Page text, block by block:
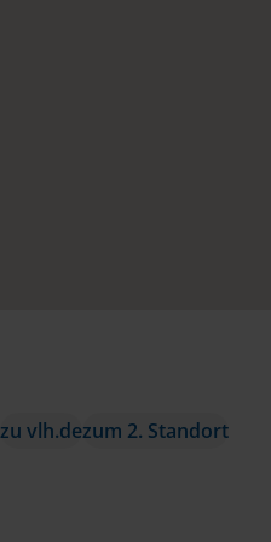
zu vlh.dezum 2. Standort